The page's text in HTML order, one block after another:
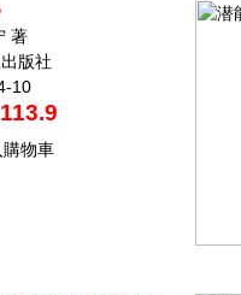
著
版社
10
113.9
購物車